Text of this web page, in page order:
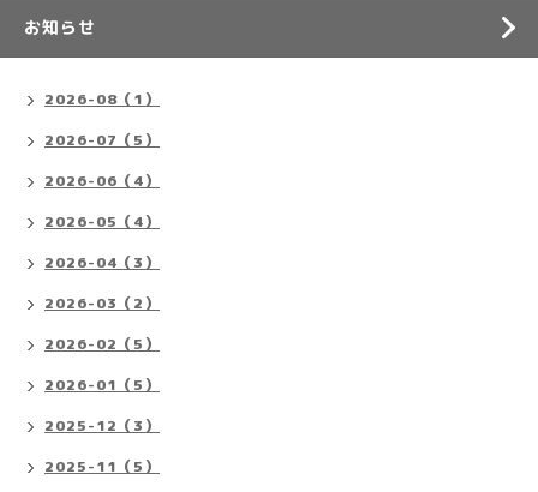
お知らせ
2026-08（1）
2026-07（5）
2026-06（4）
2026-05（4）
2026-04（3）
2026-03（2）
2026-02（5）
2026-01（5）
2025-12（3）
2025-11（5）